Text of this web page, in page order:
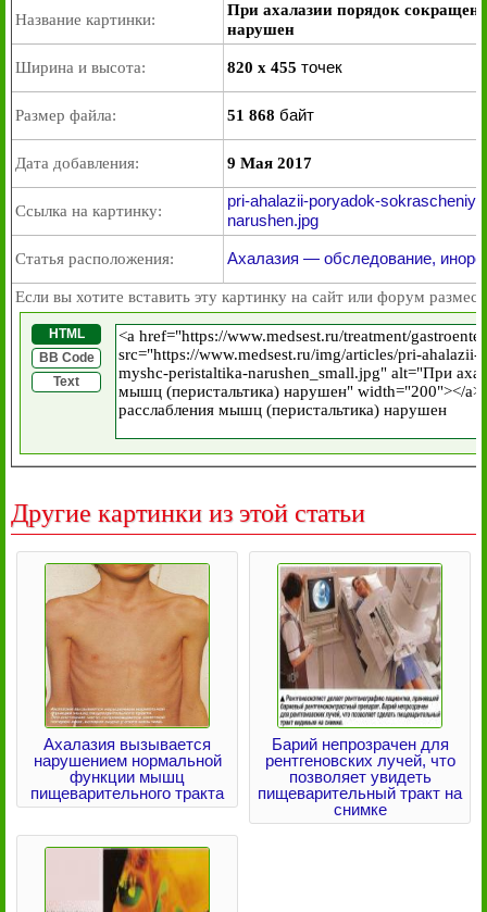
Название картинки:
При ахалазии порядок
нарушен
Ширина и высота: 820 x 455 точек
Размер файла: 51 868 байт
Дата добавления: 9 Мая 2017
Ссылка на картинку:
pri-ahalazii-poryadok-
narushen.jpg
Статья расположения: Ахалазия — обследование,
Если вы хотите вставить эту картинку на сайт или форум
HTML
BB Code
Text
Другие картинки из этой статьи
Ахалазия вызывается
нарушением нормальной
функции мышц
пищеварительного тракта
Барий непрозрачен для
рентгеновских лучей, что
позволяет увидеть
пищеварительный тракт на
снимке